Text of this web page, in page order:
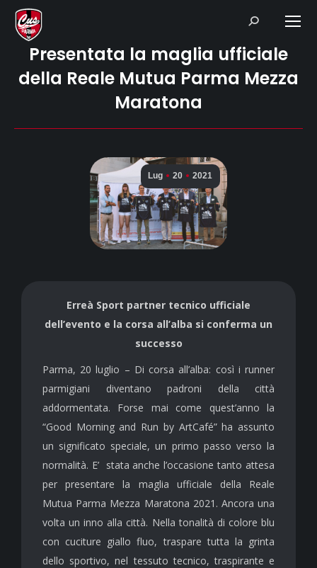
Search:
Presentata la maglia ufficiale
della Reale Mutua Parma Mezza
Maratona
Lug 20 2021
Erreà Sport partner tecnico ufficiale
dell’evento e la corsa all’alba si conferma un
successo
Parma, 20 luglio – Di corsa all’alba: così i runner
parmigiani diventano padroni della città
addormentata. Forse mai come quest’anno la
“Good Morning and Run by ArtCafé” ha assunto
un significato speciale, un primo passo verso la
normalità. E’ stata anche l’occasione tanto attesa
per presentare la maglia ufficiale della Reale
Mutua Parma Mezza Maratona 2021. Ancora una
volta un inno alla città. Nella tonalità di colore blu
con cuciture giallo fluo, traspare tutta la grinta
dello sportivo, nel tessuto tecnico, traspirante e